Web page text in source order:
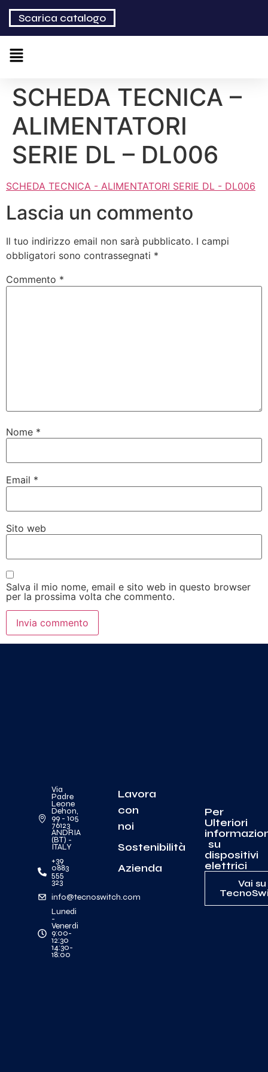
Scarica catalogo
SCHEDA TECNICA –
ALIMENTATORI
SERIE DL – DL006
SCHEDA TECNICA - ALIMENTATORI SERIE DL - DL006
Lascia un commento
Il tuo indirizzo email non sarà pubblicato. I campi
obbligatori sono contrassegnati *
Commento *
Nome *
Email *
Sito web
Salva il mio nome, email e sito web in questo browser
per la prossima volta che commento.
Via
Padre
Leone
Dehon,
99 - 105
76123
ANDRIA
(BT) -
ITALY
+39
0883
555
323
info@tecnoswitch.com
Lunedi
-
Venerdi
9:00-
12:30
14:30-
18:00
Lavora
con
noi
Sostenibilità
Azienda
Per
Ulteriori
su
dispositivi
elettrici
Vai su